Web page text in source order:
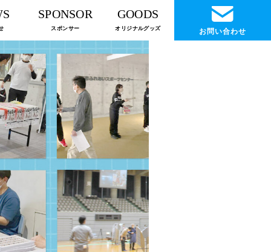
SPONSOR
スポンサー
GOODS
オリジナルグッズ お問い合わせ